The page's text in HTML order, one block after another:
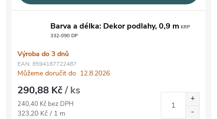
Barva a délka: Dekor podlahy, 0,9 m KRP
332-090 DP
Výroba do 3 dnů
EAN: 8594187722487
Můžeme doručit do 12.8.2026
290,88 Kč/ ks
240,40 Kč bez DPH
Měrná cena:
323,20 Kč / 1 m